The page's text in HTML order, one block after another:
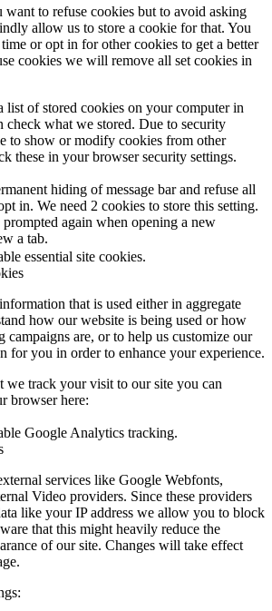
to refuse cookies but to avoid asking
allow us to store a cookie for that. You
or opt in for other cookies to get a better
cookies we will remove all set cookies in
of stored cookies on your computer in
check what we stored. Due to security
to show or modify cookies from other
these in your browser security settings.
hiding of message bar and refuse all
in. We need 2 cookies to store this setting.
again when opening a new
a tab.
essential site cookies.
that is used either in aggregate
how our website is being used or how
campaigns are, or to help us customize our
for you in order to enhance your experience.
we track your visit to our site you can
browser here:
Google Analytics tracking.
services like Google Webfonts,
Video providers. Since these providers
like your IP address we allow you to block
that this might heavily reduce the
of our site. Changes will take effect